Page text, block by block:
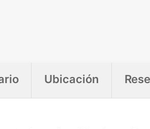
Ubicación